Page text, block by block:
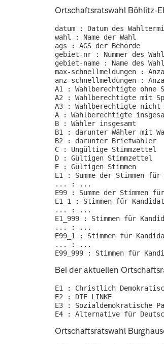
Ortschaftsratswahl Böhlitz-
datum : Datum des
wahl : Name der Wahl
ags : AGS der Behörde
gebiet-nr : Nummer des
gebiet-name : Name des
max-schnellmeldungen :
anz-schnellmeldungen :
A1 : Wahlberechtigte ohne
A2 : Wahlberechtigte mit
A3 : Wahlberechtigte nicht
A : Wahlberechtigte
B : Wähler insgesamt
B1 : darunter Wähler mit
B2 : darunter Briefwähler
C : Ungültige Stimmzettel
D : Gültigen Stimmzettel
E : Gültigen Stimmen
E1 : Summe der Stimmen
... : ...
E99 : Summe der Stimmen
E1_1 : Stimmen für
... : ...
E1_999 : Stimmen für
... : ...
E99_1 : Stimmen für
... : ...
Bei der aktuellen
E1 : Christlich
E2 : DIE LINKE
E3 : Sozialdemokratische
Ortschaftsratswahl